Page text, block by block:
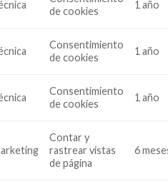
de cookies
1 año
Consentimiento
de cookies
1 año
Consentimiento
de cookies
1 año
Contar y
rastrear vistas
de página
6